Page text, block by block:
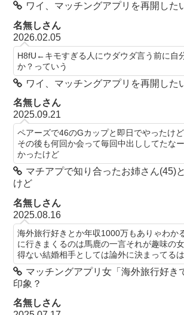
ワイ、マッチングアプリを再開した
名無しさん
2026.02.05
H8fU←キモすぎる人にウダウダ言う前に自
か？っていう
ワイ、マッチングアプリを再開した
名無しさん
2025.09.21
ペアーズで46のGカップと即日でやったけど
その後も何回か会って毎回中出ししてたな
かったけど
マチアプで知り合ったお姉さん(45)
けど
名無しさん
2025.08.16
海外旅行好きとか年収1000万もありゃわか
に行きまくるのは馬鹿の一言それが趣味の
得ない結婚相手としては論外に決まってるは
マッチングアプリ女「海外旅行好
印象？
名無しさん